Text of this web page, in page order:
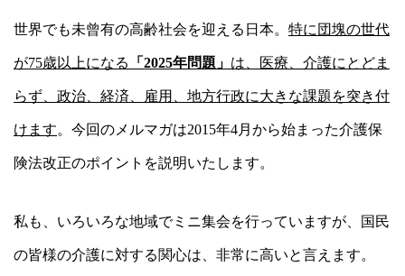
世界でも未曾有の高齢社会を迎える日本。 特に団塊の世代
が75歳以上になる 「 2025年問題」 は、医療、介護にとどま
らず、政治、経済、雇用、地方行政に大きな課題を突き付
けます。今回のメルマガは2015年4月から始まった介護保
険法改正のポイントを説明いたします。
私も、いろいろな地域でミニ集会を行っていますが、国民
の皆様の介護に対する関心は、非常に高いと言えます。